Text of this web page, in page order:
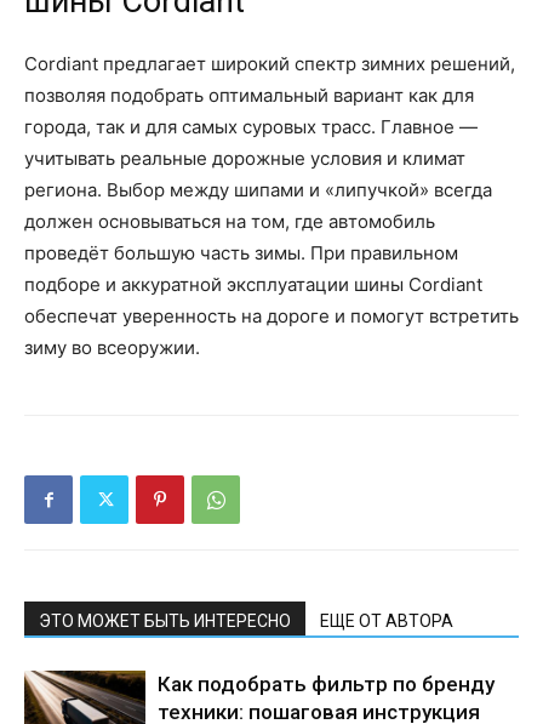
Cordiant предлагает широкий спектр зимних решений,
позволяя подобрать оптимальный вариант как для
города, так и для самых суровых трасс. Главное —
учитывать реальные дорожные условия и климат
региона. Выбор между шипами и «липучкой» всегда
должен основываться на том, где автомобиль
проведёт большую часть зимы. При правильном
подборе и аккуратной эксплуатации шины Cordiant
обеспечат уверенность на дороге и помогут встретить
зиму во всеоружии.
ЭТО МОЖЕТ БЫТЬ ИНТЕРЕСНО ЕЩЕ ОТ АВТОРА
Как подобрать фильтр по бренду
техники: пошаговая инструкция